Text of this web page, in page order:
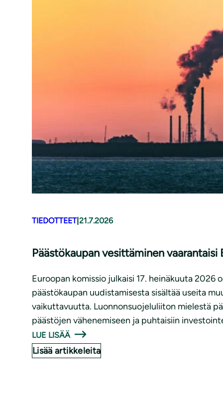
TIEDOTTEET| 21.7.2026
Päästökaupan vesittäminen
Euroopan komissio julkaisi 17. heinäkuuta
päästökaupan uudistamisesta sisältää useita
vaikuttavuutta. Luonnonsuojeluliiton mielestä
päästöjen vähenemiseen ja puhtaisiin
LUE LISÄÄ
Lisää artikkeleita